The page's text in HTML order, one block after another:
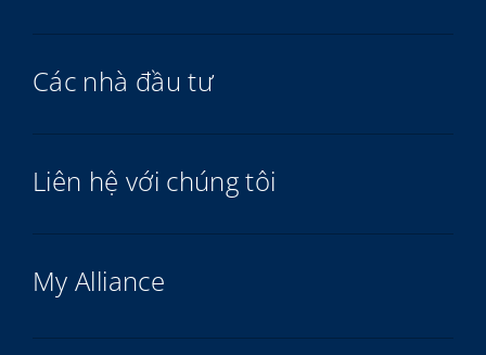
Các nhà đầu tư
Liên hệ với chúng tôi
My Alliance